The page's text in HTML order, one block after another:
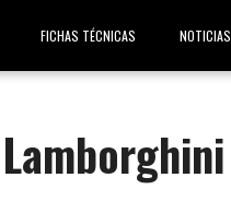
FICHAS TÉCNICAS NOTICIAS